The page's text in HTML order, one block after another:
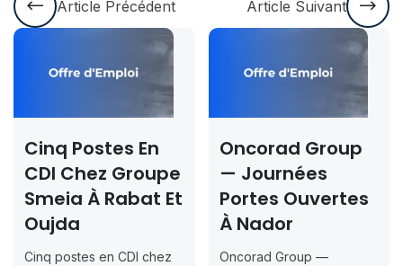
Article Précédent Article Suivant
Cinq Postes En
CDI Chez Groupe
Smeia À Rabat Et
Oujda
Cinq postes en CDI chez
Oncorad Group
— Journées
Portes Ouvertes
À Nador
Oncorad Group —